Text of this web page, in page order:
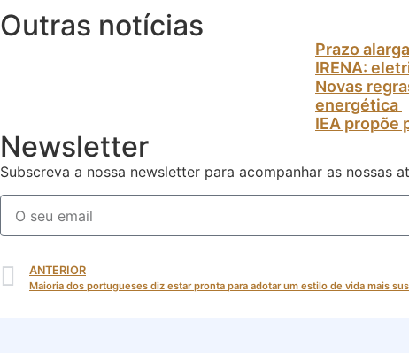
Outras notícias
Prazo
IRENA:
Novas
energética
IEA propõe
Newsletter
Subscreva a nossa newsletter para acompanhar as nossas
ANTERIOR
Maioria dos portugueses diz estar pronta para adotar um estilo de vida mais